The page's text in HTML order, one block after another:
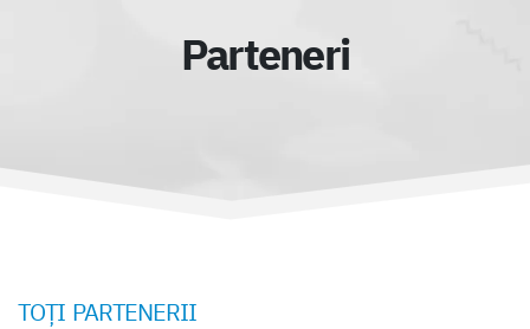
Parteneri
TOȚI PARTENERII